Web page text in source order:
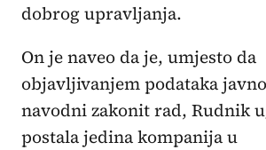
dobrog upravljanja.
On je naveo da je, umjesto da
objavljivanjem podataka
navodni zakonit rad, Rudnik
postala jedina kompanija u